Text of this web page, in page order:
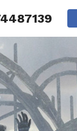
REVIEW